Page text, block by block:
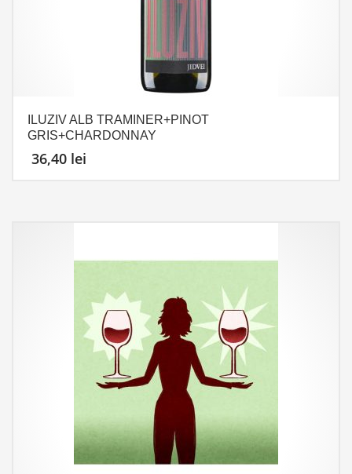
ILUZIV ALB TRAMINER+PINOT
GRIS+CHARDONNAY
36,40 lei